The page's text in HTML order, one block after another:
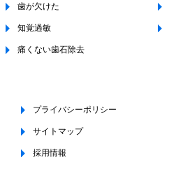
歯が欠けた
知覚過敏
痛くない歯石除去
プライバシーポリシー
サイトマップ
採用情報